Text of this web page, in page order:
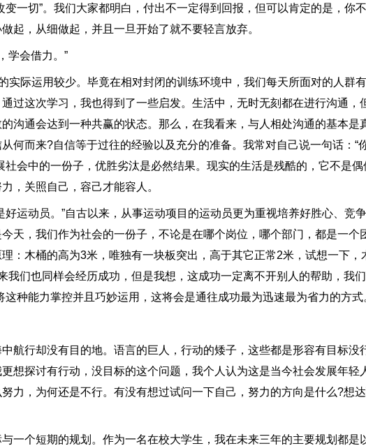
变一切”。我们大家都明白，付出不一定得到回报，但可以肯定的是，你
起，从细做起，并且一旦开始了就不要轻言放弃。
会借力。”
际运用较少。毕竟在相对封闭的训练环境中，我们每天所面对的人群
过这次学习，我也得到了一些启发。生活中，无时无刻都在进行沟通，
通会达到一种共赢的状态。那么，在我看来，与人相处沟通的基本是
何而来?自信等于过往的经验以及充分的准备。我常对自己说一句话：“
社会中的一份子，优胜劣汰是必然结果。现实的生活是残酷的，它不是
，关照自己，容己才能容人。
动员。”自古以来，从事运动项目的运动员更为重视培养好胜心、竞
天，我们作为社会的一份子，不论是在哪个岗位，哪个部门，都是一个
：木桶的高为3米，唯独有一块板突出，高于其它正常2米，试想一下，
我们也同样会经历成功，但是我想，这成功一定离不开别人的帮助，我
种能力掌控并且巧妙运用，这将会是通往成功最为迅速最为省力的方式
行却没有目的地。语言的巨人，行动的矮子，这些都是形容有目标没
想探讨有行动，没目标的这个问题，我个人认为这是当今社会发展年轻
力，为何还是不行。有没有想过试问一下自己，努力的方向是什么?想
个短期的规划。作为一名在校大学生，我在未来三年的主要规划都是